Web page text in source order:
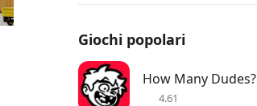
Giochi popolari
How Many Dudes?
4.61